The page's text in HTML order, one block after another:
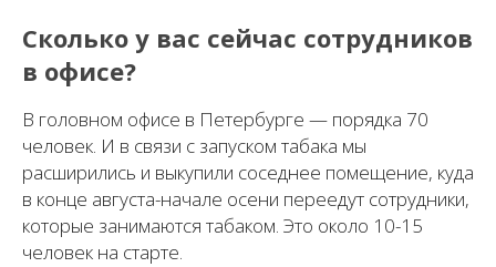
Сколько у вас сейчас сотрудников
в офисе?
В головном офисе в Петербурге — порядка 70
человек. И в связи с запуском табака мы
расширились и выкупили соседнее помещение, куда
в конце августа-начале осени переедут сотрудники,
которые занимаются табаком. Это около 10-15
человек на старте.